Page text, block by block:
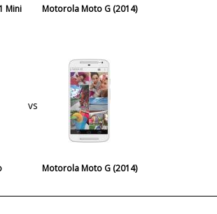
Mini
Motorola Moto G (2014)
vs
Motorola Moto G (2014)